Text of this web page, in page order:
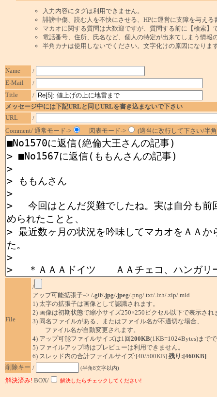
入力内容にタグは利用できません。
誹謗中傷、読む人を不快にさせる、HPに運営に支障を与え
マカオに関する質問は大歓迎ですが、質問する前に【検索】
電話番号、住所、氏名など、個人の特定が出来てしまう情報
半角カナは使用しないでください。文字化けの原因になりま
Name
/
E-Mail
/
Title
/
メッセージ中には下記URLと同じURLを書き込まないで下さい
URL
/
Comment/ 通常モード->
図表モード-> (適当に改行して下さい/半
File
/
アップ可能拡張子=> /.gif/.jpg/.jpeg/.png/.txt/.lzh/.zip/.mid
1) 太字の拡張子は画像として認識されます。
2) 画像は初期状態で縮小サイズ250×250ピクセル以下で表示され
3) 同名ファイルがある、またはファイル名が不適切な場合、
ファイル名が自動変更されます。
4) アップ可能ファイルサイズは1回200KB(1KB=1024Bytes)まで
5) ファイルアップ時はプレビューは利用できません。
6) スレッド内の合計ファイルサイズ:[40/500KB] 残り:[460KB]
削除キー / (半角8文字以内)
解決済み! BOX/ 解決したらチェックしてください!